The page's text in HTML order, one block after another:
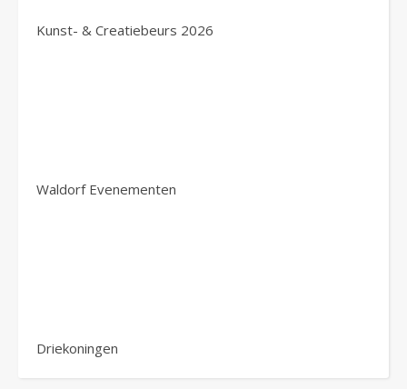
Kunst- & Creatiebeurs 2026
Waldorf Evenementen
Driekoningen